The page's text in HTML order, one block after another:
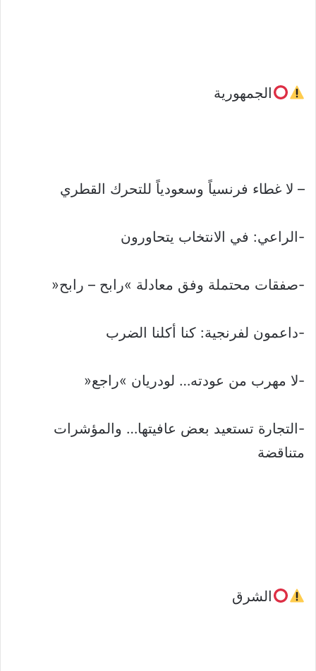
الجمهورية
– لا غطاء فرنسياً وسعودياً للتحرك القطري
-الراعي: في الانتخاب يتحاورون
-صفقات محتملة وفق معادلة »رابح – رابح«
-داعمون لفرنجية: كنا أكلنا الضرب
-لا مهرب من عودته… لودريان »راجع«
-التجارة تستعيد بعض عافيتها… والمؤشرات
متناقضة
الشرق